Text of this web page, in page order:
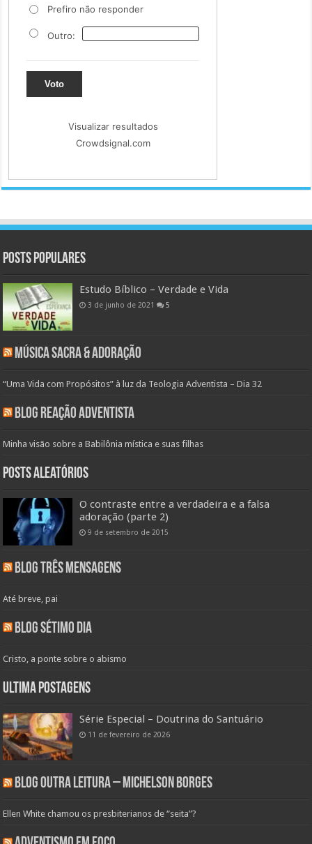
Prefiro não responder
Outro:
Voto
Visualizar resultados
Crowdsignal.com
Posts populares
Estudo Bíblico – Verdade e Vida
3 de junho de 2021 5
Música Sacra & Adoração
“Uma Vida com Propósitos” à luz da Teologia Adventista – Dia 32
Blog Reação Adventista
Minha visão sobre a Babilônia mística e suas filhas
Posts aleatórios
O contraste entre a verdadeira e a falsa
adoração (parte 2)
9 de setembro de 2015
Blog Três Mensagens
Até breve, pai
Blog Sétimo Dia
Cristo, a ponte sobre o abismo
Ultima Postagens
Série Especial – Doutrina do Santuário
11 de fevereiro de 2026
Blog Outra Leitura – Michelson Borges
Ellen White chamou os presbiterianos de “seita”?